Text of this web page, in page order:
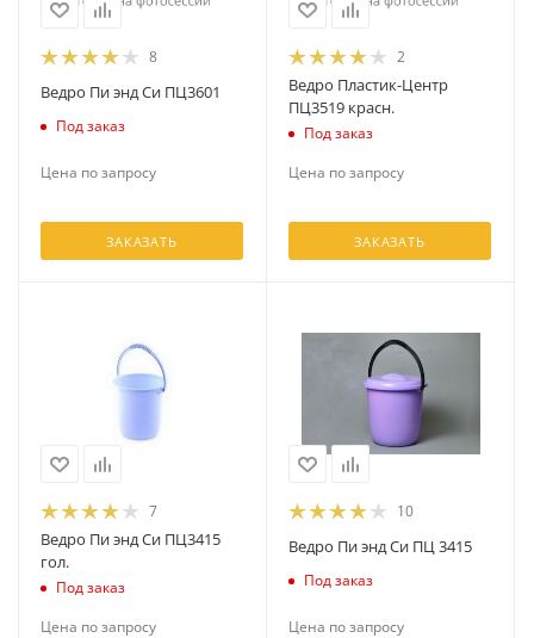
8
Ведро Пи энд Си ПЦ3601
Под заказ
Цена по запросу
ЗАКАЗАТЬ
2
Ведро Пластик-Центр
ПЦ3519 красн.
Под заказ
Цена по запросу
ЗАКАЗАТЬ
7
Ведро Пи энд Си ПЦ3415
гол.
Под заказ
Цена по запросу
10
Ведро Пи энд Си ПЦ 3415
Под заказ
Цена по запросу